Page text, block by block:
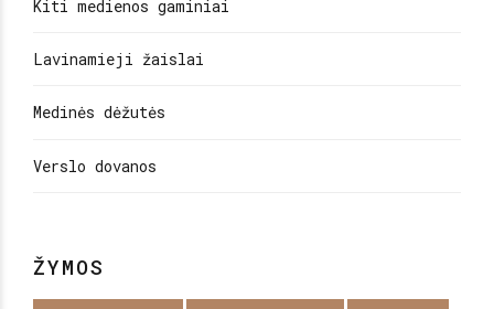
Kiti medienos gaminiai
Lavinamieji žaislai
Medinės dėžutės
Verslo dovanos
ŽYMOS